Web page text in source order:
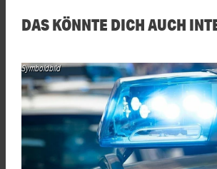
DAS KÖNNTE DICH AUCH
Symboldbild